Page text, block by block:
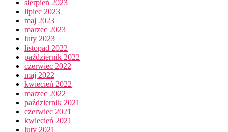
sierpień 2023
lipiec 2023
maj 2023
marzec 2023
luty 2023
listopad 2022
październik 2022
czerwiec 2022
maj 2022
kwiecień 2022
marzec 2022
październik 2021
czerwiec 2021
kwiecień 2021
luty 2021